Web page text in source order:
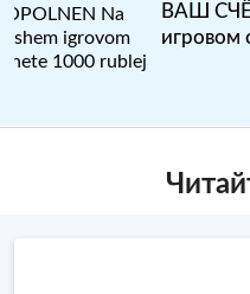
ВАШ
игровом